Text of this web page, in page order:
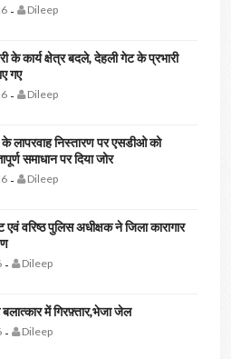
- Dileep
के कार्य क्षेत्र बदले, देहली गेट के प्रभारी
गए
- Dileep
के लापरवाह निस्तारण पर एसडीओ को
समाधान पर दिया जोर
- Dileep
वरिष्ठ पुलिस अधीक्षक ने जिला कारागार
- Dileep
में गिरफ़्तार,भेजा जेल
- Dileep